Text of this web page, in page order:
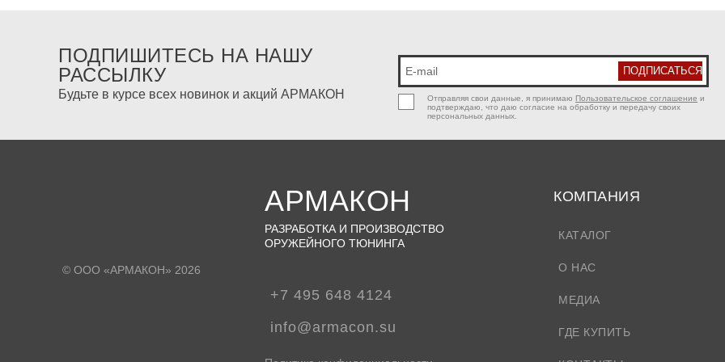
ПОДПИШИТЕСЬ НА НАШУ
РАССЫЛКУ
Будьте в курсе всех новинок и акций АРМАКОН Отправляя свои данные, я принимаю Пользовательское соглашение и
подтверждаю, что даю согласие на обработку и передачу своих
персональных данных.
© ООО «АРМАКОН» 2026
АРМАКОН
РАЗРАБОТКА И ПРОИЗВОДСТВО
ОРУЖЕЙНОГО ТЮНИНГА
+7 495 648 4124
info@armacon.su
КОМПАНИЯ
КАТАЛОГ
О НАС
МЕДИА
ГДЕ КУПИТЬ